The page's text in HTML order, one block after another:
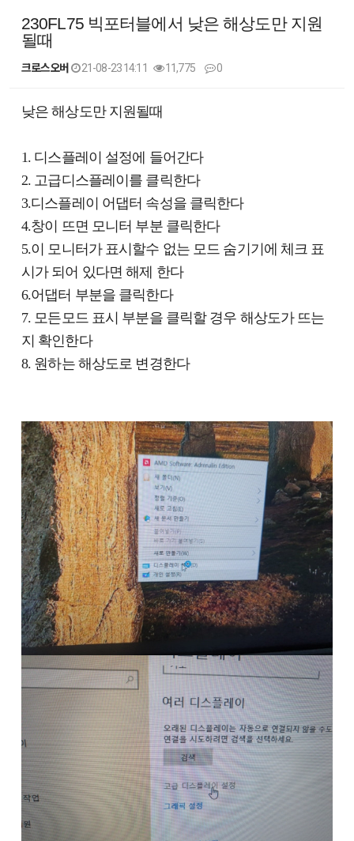
230FL75 빅포터블에서 낮은 해상도만 지원
될때
크로스오버 21-08-23 14:11 11,775 0
본문
낮은 해상도만 지원될때
1. 디스플레이 설정에 들어간다
2. 고급디스플레이를 클릭한다
3.디스플레이 어댑터 속성을 클릭한다
4.창이 뜨면 모니터 부분 클릭한다
5.이 모니터가 표시할수 없는 모드 숨기기에 체크 표
시가 되어 있다면 해제 한다
6.어댑터 부분을 클릭한다
7. 모든모드 표시 부분을 클릭할 경우 해상도가 뜨는
지 확인한다
8. 원하는 해상도로 변경한다